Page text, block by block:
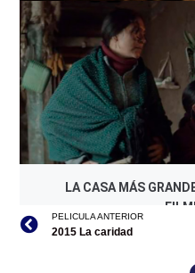
LA CASA MÁS
LA CASA MÁS
PELICULA ANTERIOR
2015 La caridad